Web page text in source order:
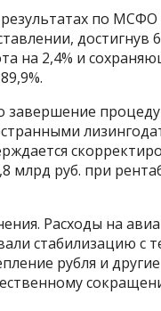
по МСФО
достигнув
на 2,4% и
млрд руб. при
Расходы на
стабилизацию с
рубля и другие